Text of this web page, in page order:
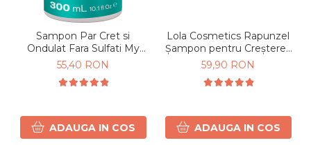
Sampon Par Cret si
Ondulat Fara Sulfati My
Curls 300ml
55,40 RON
ADAUGA IN COS
Lola Cosmetics Rapunzel
Șampon pentru Creșterea
Părului 250 ml
59,90 RON
ADAUGA IN COS